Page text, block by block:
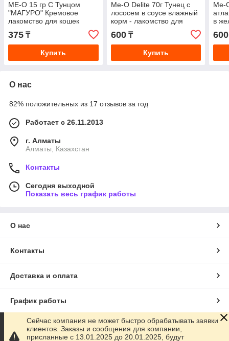
MЕ-О 15 гр С Тунцом
"МАГУРО" Кремовое
лакомство для кошек
375 ₸
Купить
Me-O Delite 70г Тунец с
лососем в соусе влажный
корм - лакомство для
взрослых кошек
600₸
Купить
Me-
в
600
О нас
82% положительных из 17 отзывов за год
Работает с 26.11.2013
г. Алматы
Алматы, Казахстан
Контакты
Сегодня выходной
Показать весь график работы
О нас
Контакты
Доставка и оплата
График работы
Полная версия сайта
Сейчас компания не может быстро обрабатывать заявки
клиентов. Заказы и сообщения для компании,
присланные с 13.01.2025 до 20.01.2025, будут